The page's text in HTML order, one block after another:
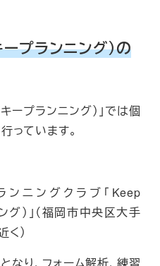
プランニング）の
ープランニング）」では個
っています。
ンニングクラブ「Keep
）」（福岡市中央区大手
）
なり、フォーム解析、練習